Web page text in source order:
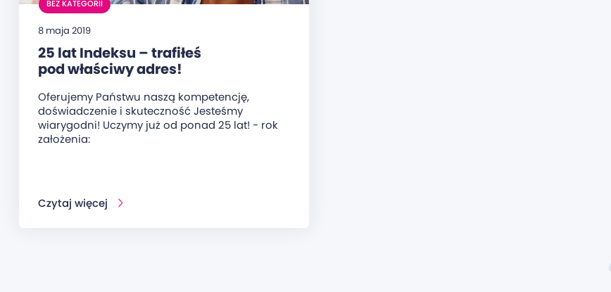
BEZ KATEGORII
8 maja 2019
25 lat Indeksu – trafiłeś
pod właściwy adres!
Oferujemy Państwu naszą kompetencję,
doświadczenie i skuteczność Jesteśmy
wiarygodni! Uczymy już od ponad 25 lat! - rok
założenia:
Czytaj więcej